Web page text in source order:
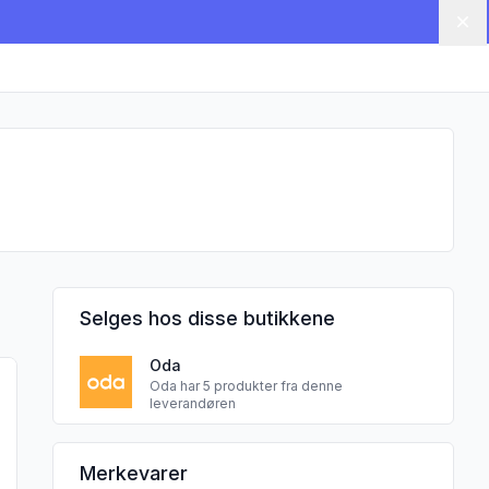
"Sommerhonning 190 g"
Selges hos disse butikkene
Oda
Oda har 5 produkter fra denne
leverandøren
LIEN GÅRD HELLEKÅS sine
Merkevarer